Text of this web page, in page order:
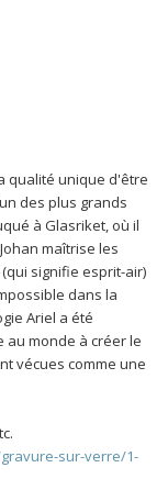
qualité unique d'être
des plus grands
à Glasriket, où il
maîtrise les
signifie esprit-air)
dans la
Ariel a été
au monde à créer le
vécues comme une
sur-verre/1-